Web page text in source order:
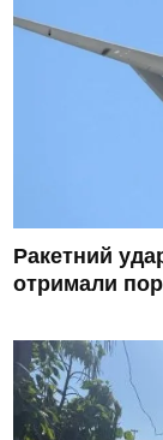
Ракетний
отримали